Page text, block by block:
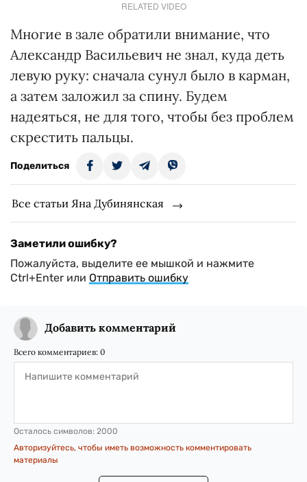
RELATED VIDEO
Многие в зале обратили внимание, что
Александр Васильевич не знал, куда деть
левую руку: сначала сунул было в карман,
а затем заложил за спину. Будем
надеяться, не для того, чтобы без проблем
скрестить пальцы.
Поделиться
Все статьи Яна Дубинянская
Заметили ошибку?
Пожалуйста, выделите ее мышкой и нажмите
Ctrl+Enter или Отправить ошибку
Добавить комментарий
Всего комментариев: 0
Осталось символов: 2000
Авторизуйтесь, чтобы иметь возможность комментировать
материалы